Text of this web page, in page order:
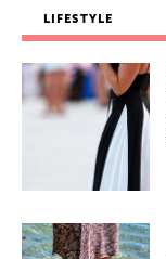
LIFESTYLE